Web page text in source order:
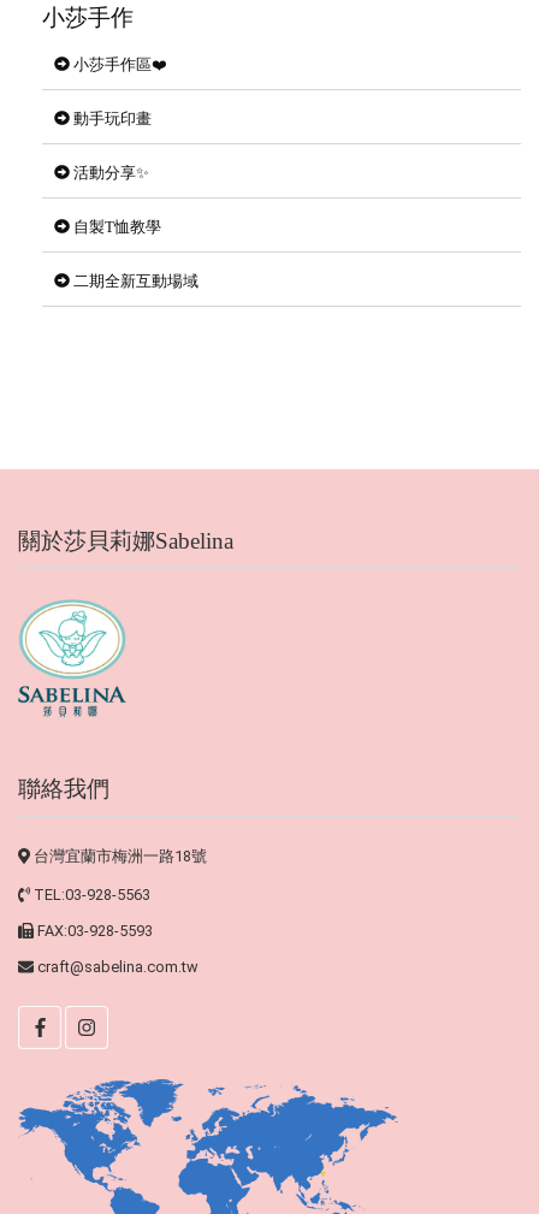
小莎手作
小莎手作區❤️
動手玩印畫
活動分享✨
自製T恤教學
二期全新互動場域
關於莎貝莉娜Sabelina
聯絡我們
台灣宜蘭市梅洲一路18號
TEL:03-928-5563
FAX:03-928-5593
craft@sabelina.com.tw